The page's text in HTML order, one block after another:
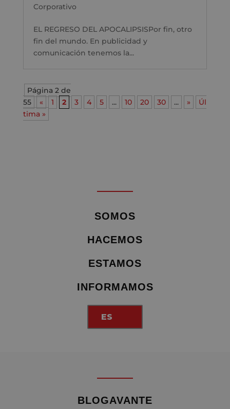
Corporativo
EL REGRESO DEL APOCALIPSISPor fin, otro
fin del mundo. En publicidad y
comunicación tenemos la...
Página 2 de
55
« 1 2 3 4 5 ... 10 20 30 ... »
Úl
tima »
SOMOS
HACEMOS
ESTAMOS
INFORMAMOS
ES
BLOGAVANTE